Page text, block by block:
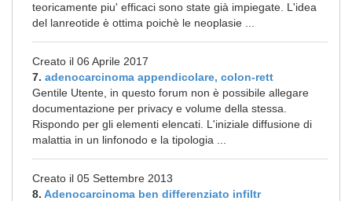
teoricamente piu' efficaci sono state già impiegate. L'idea
del lanreotide è ottima poichè le neoplasie ...
Creato il 06 Aprile 2017
7. adenocarcinoma appendicolare, colon-rett
Gentile Utente, in questo forum non è possibile allegare
documentazione per privacy e volume della stessa.
Rispondo per gli elementi elencati. L'iniziale diffusione di
malattia in un linfonodo e la tipologia ...
Creato il 05 Settembre 2013
8. Adenocarcinoma ben differenziato infiltr